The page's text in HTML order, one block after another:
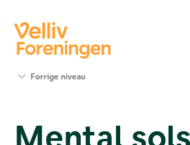
Værktøjer
Forrige niveau
Mental